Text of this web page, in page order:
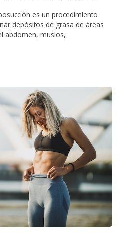
es un procedimiento
depósitos de grasa de áreas
abdomen, muslos,